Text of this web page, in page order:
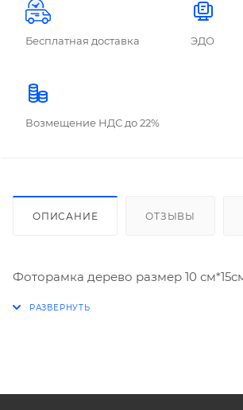
Бесплатная доставка ЭДО
Возмещение НДС до 22%
ОПИСАНИЕ ОТЗЫВЫ
Фоторамка дерево размер 10